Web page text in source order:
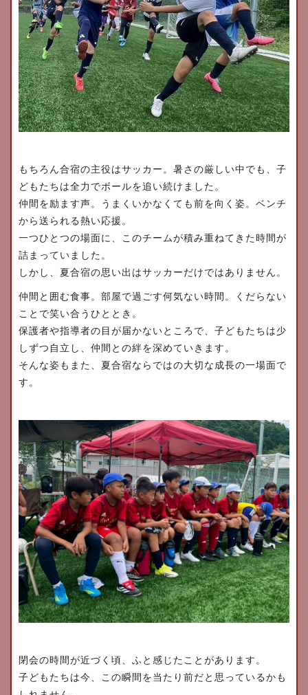
もちろん合宿の主役はサッカー。 暑さの厳しい中でも、 子
どもたちは全力でボールを追い続けました。
仲間を励ます声。
うまくいかなくても前を向く姿。 ベンチ
から送られる熱い応援。
一つひとつの場面に、
このチームが積み重ねてきた時間が
詰まっていました。
しかし、夏合宿の思い出はサッカーだけではありません。
仲間と囲む食事。 部屋で過ごす何気ない時間。
くだらない
ことで笑い合うひととき。
保護者や指導者の目が届かないところで、 子どもたちは少
しずつ自立し、仲間との絆を深めていきます。
そんな姿もまた、夏合宿ならではの大切な成長の一場面で
す。
閉会の時間が近づく頃、ふと感じたことがあります。
子どもたちは今、 この瞬間を当たり前だと思っているかも